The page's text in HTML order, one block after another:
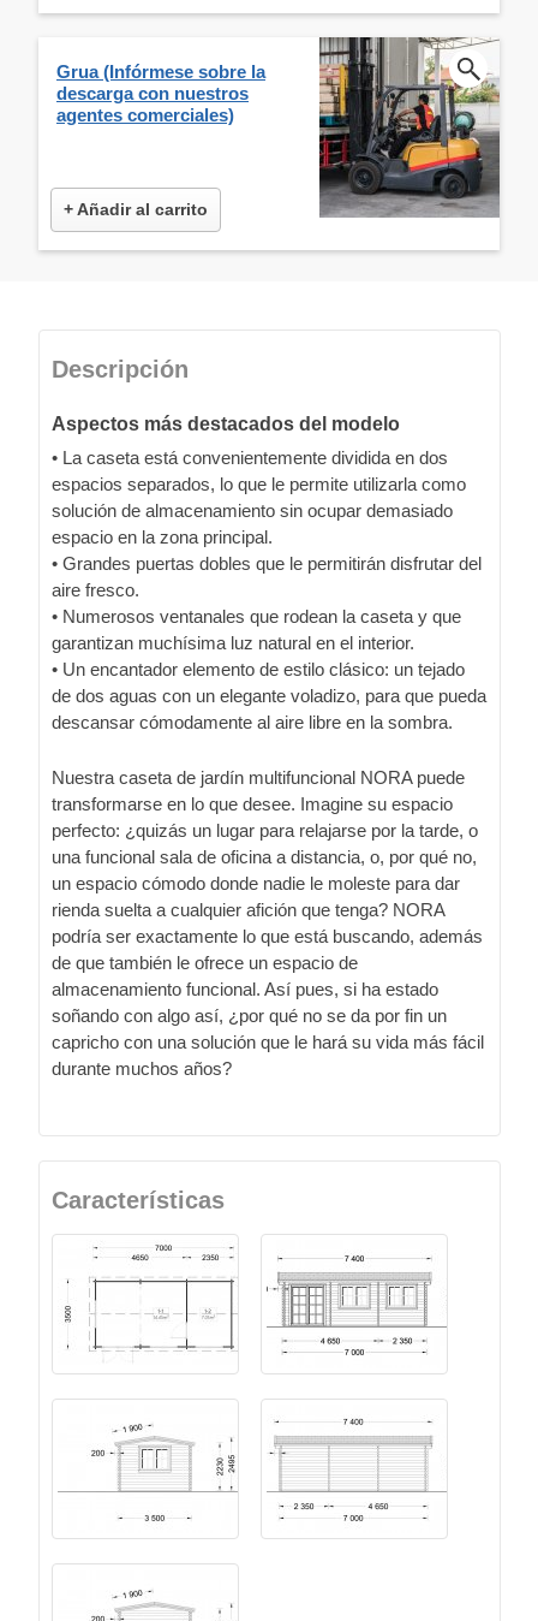
Grua (Infórmese sobre la
descarga con nuestros
agentes comerciales)
+ Añadir al carrito
Descripción
Aspectos más destacados del modelo
• La caseta está convenientemente dividida en dos
espacios separados, lo que le permite utilizarla como
solución de almacenamiento sin ocupar demasiado
espacio en la zona principal.
• Grandes puertas dobles que le permitirán disfrutar del
aire fresco.
• Numerosos ventanales que rodean la caseta y que
garantizan muchísima luz natural en el interior.
• Un encantador elemento de estilo clásico: un tejado
de dos aguas con un elegante voladizo, para que pueda
descansar cómodamente al aire libre en la sombra.
Nuestra caseta de jardín multifuncional NORA puede
transformarse en lo que desee. Imagine su espacio
perfecto: ¿quizás un lugar para relajarse por la tarde, o
una funcional sala de oficina a distancia, o, por qué no,
un espacio cómodo donde nadie le moleste para dar
rienda suelta a cualquier afición que tenga? NORA
podría ser exactamente lo que está buscando, además
de que también le ofrece un espacio de
almacenamiento funcional. Así pues, si ha estado
soñando con algo así, ¿por qué no se da por fin un
capricho con una solución que le hará su vida más fácil
durante muchos años?
Características